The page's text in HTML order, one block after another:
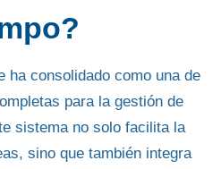
ha consolidado como una de
para la gestión de
sistema no solo facilita la
sino que también integra